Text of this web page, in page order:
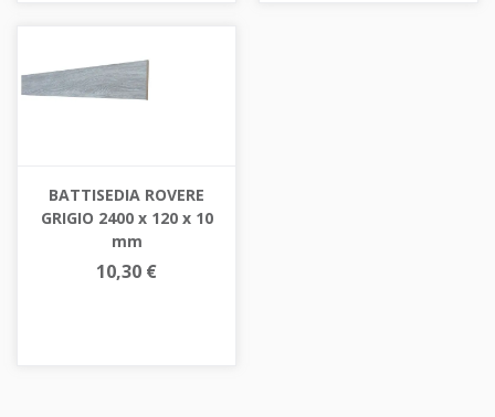
BATTISEDIA ROVERE
GRIGIO 2400 x 120 x 10
mm
10,30 €